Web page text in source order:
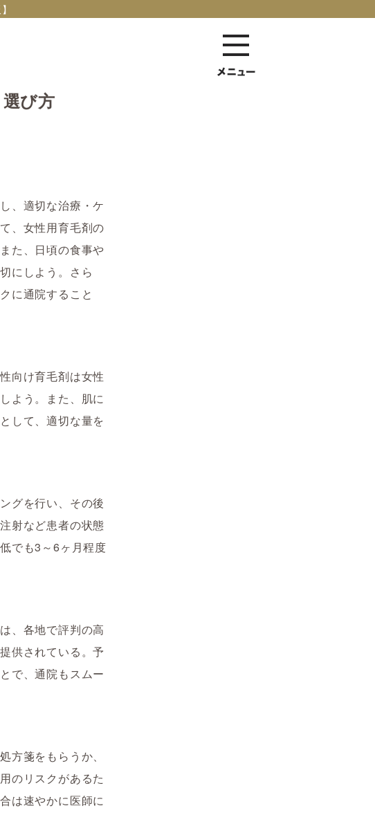
び方
、適切な治療・ケ
、女性用育毛剤の
た、日頃の食事や
にしよう。さら
に通院すること
向け育毛剤は女性
よう。また、肌に
して、適切な量を
グを行い、その後
射など患者の状態
でも3～6ヶ月程度
、各地で評判の高
供されている。予
で、通院もスムー
方箋をもらうか、
のリスクがあるた
は速やかに医師に